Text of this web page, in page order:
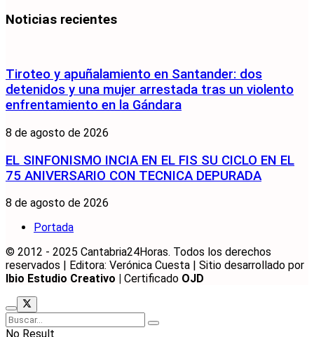
Noticias recientes
Tiroteo y apuñalamiento en Santander: dos
detenidos y una mujer arrestada tras un violento
enfrentamiento en la Gándara
8 de agosto de 2026
EL SINFONISMO INCIA EN EL FIS SU CICLO EN EL
75 ANIVERSARIO CON TECNICA DEPURADA
8 de agosto de 2026
Portada
© 2012 - 2025 Cantabria24Horas. Todos los derechos
reservados | Editora: Verónica Cuesta | Sitio desarrollado por
Ibio Estudio Creativo |
Certificado OJD
No Result